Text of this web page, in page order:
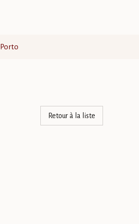
Porto
Retour à la liste